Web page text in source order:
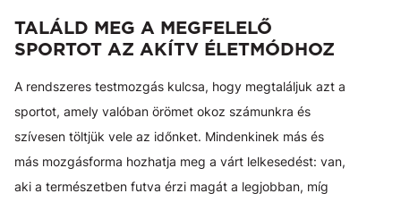
TALÁLD MEG A MEGFELELŐ
SPORTOT AZ AKÍTV ÉLETMÓDHOZ
A rendszeres testmozgás kulcsa, hogy megtaláljuk azt a
sportot, amely valóban örömet okoz számunkra és
szívesen töltjük vele az időnket. Mindenkinek más és
más mozgásforma hozhatja meg a várt lelkesedést: van,
aki a természetben futva érzi magát a legjobban, míg